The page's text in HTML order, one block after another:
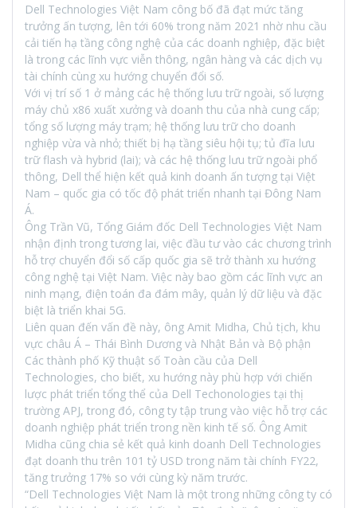
Dell Technologies Việt Nam công bố đã đạt mức tăng
trưởng ấn tượng, lên tới 60% trong năm 2021 nhờ nhu cầu
cải tiến hạ tầng công nghệ của các doanh nghiệp, đặc biệt
là trong các lĩnh vực viễn thông, ngân hàng và các dịch vụ
tài chính cùng xu hướng chuyển đổi số.
Với vị trí số 1 ở mảng các hệ thống lưu trữ ngoài, số lượng
máy chủ x86 xuất xưởng và doanh thu của nhà cung cấp;
tổng số lượng máy trạm; hệ thống lưu trữ cho doanh
nghiệp vừa và nhỏ; thiết bị hạ tầng siêu hội tụ; tủ đĩa lưu
trữ flash và hybrid (lai); và các hệ thống lưu trữ ngoài phổ
thông, Dell thể hiện kết quả kinh doanh ấn tượng tại Việt
Nam – quốc gia có tốc độ phát triển nhanh tại Đông Nam
Á.
Ông Trần Vũ, Tổng Giám đốc Dell Technologies Việt Nam
nhận định trong tương lai, việc đầu tư vào các chương trình
hỗ trợ chuyển đổi số cấp quốc gia sẽ trở thành xu hướng
công nghệ tại Việt Nam. Việc này bao gồm các lĩnh vực an
ninh mạng, điện toán đa đám mây, quản lý dữ liệu và đặc
biệt là triển khai 5G.
Liên quan đến vấn đề này, ông Amit Midha, Chủ tịch, khu
vực châu Á – Thái Bình Dương và Nhật Bản và Bộ phận
Các thành phố Kỹ thuật số Toàn cầu của Dell
Technologies, cho biết, xu hướng này phù hợp với chiến
lược phát triển tổng thể của Dell Techonologies tại thị
trường APJ, trong đó, công ty tập trung vào việc hỗ trợ các
doanh nghiệp phát triển trong nền kinh tế số. Ông Amit
Midha cũng chia sẻ kết quả kinh doanh Dell Technologies
đạt doanh thu trên 101 tỷ USD trong năm tài chính FY22,
tăng trưởng 17% so với cùng kỳ năm trước.
“Dell Technologies Việt Nam là một trong những công ty có